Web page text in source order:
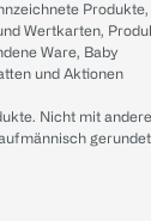
Produkte,
Wertkarten,
Ware, Baby
und Aktionen
Nicht mit